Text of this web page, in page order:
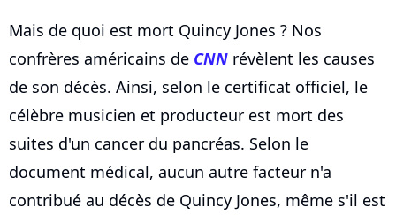
Mais de quoi est mort Quincy Jones ? Nos
confrères américains de CNN révèlent les causes
de son décès. Ainsi, selon le certificat officiel, le
célèbre musicien et producteur est mort des
suites d'un cancer du pancréas. Selon le
document médical, aucun autre facteur n'a
contribué au décès de Quincy Jones, même s'il est